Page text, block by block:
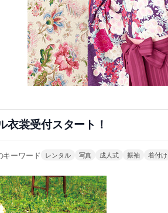
衣裳受付スタート！
キーワード レンタル 写真 成人式 振袖 着付け